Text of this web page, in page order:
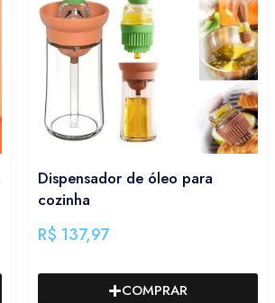
Dispensador de óleo para
cozinha
R$ 137,97
COMPRAR